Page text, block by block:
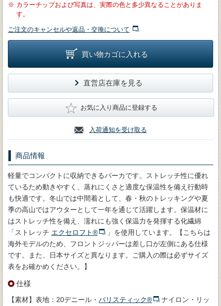
※ カラーチップおよび写真は、実際の色と多少異なることがありま
す。
ご注文のキャンセルや返品・交換について
買い物カゴに入れる
直営店在庫を見る
★ お気に入り商品に登録する
入荷通知を受け取る
商品情報
軽量でコンパクトに収納できるパーカです。ストレッチ性に優れ
ているため動きやすく、蒸れにくさと適度な保温性を備え行動時
も快適です。冬山では中間着として、春・秋のトレッキングや夏
季の高山ではアウターとして一年を通じて活躍します。保温材に
はストレッチ性を備え、濡れにも強く保温力を発揮する化繊綿
「ストレッチ エクセロフト®
」を使用しています。【こちらは
海外モデルのため、フロントジッパーは差し口が左側にある仕様
です。また、日本サイズと異なります。ご購入の際は必ずサイズ
表をお確かめください。】
仕様
【素材】表地：20デニール・ バリスティック®
ナイロン・リッ